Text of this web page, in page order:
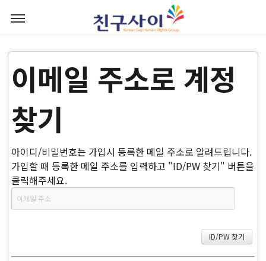
이메일 주소로 계정
찾기
아이디/비밀번호는 가입시 등록한 메일 주소로 알려드립니다.
가입할 때 등록한 메일 주소를 입력하고 "ID/PW 찾기" 버튼을
클릭해주세요.